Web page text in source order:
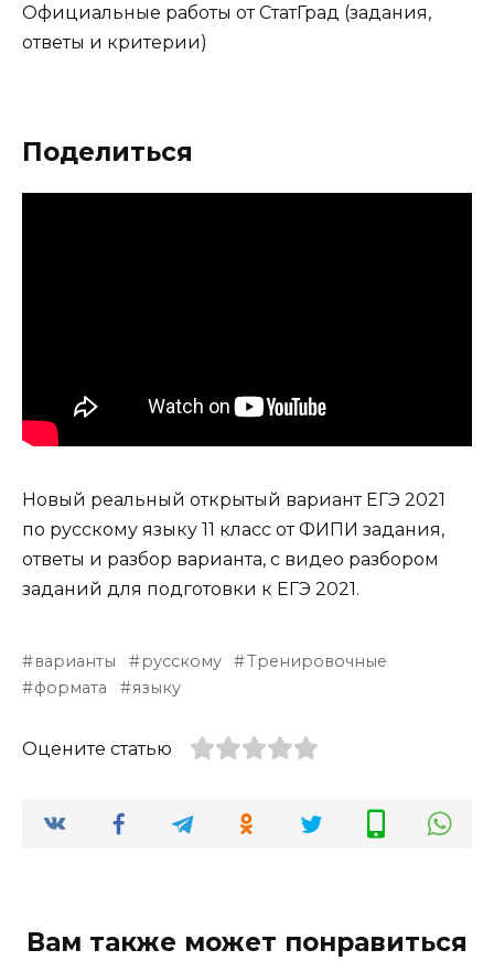
Официальные работы от СтатГрад (задания,
ответы и критерии)
Поделиться
Новый реальный открытый вариант ЕГЭ 2021
по русскому языку 11 класс от ФИПИ задания,
ответы и разбор варианта, с видео разбором
заданий для подготовки к ЕГЭ 2021.
варианты русскому
Тренировочные
формата
языку
Оцените статью
Вам также может понравиться